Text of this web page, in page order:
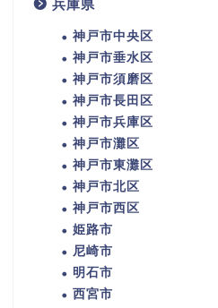
兵庫県
神戸市中央区
神戸市垂水区
神戸市須磨区
神戸市長田区
神戸市兵庫区
神戸市灘区
神戸市東灘区
神戸市北区
神戸市西区
姫路市
尼崎市
明石市
西宮市